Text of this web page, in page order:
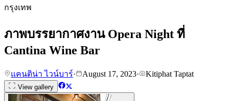
กรุงเทพ
ภาพบรรยากาศงาน Opera Night ที่
Cantina Wine Bar
แคนติน่า ไวน์บาร์· August 17, 2023· Kitiphat Taptat
View gallery